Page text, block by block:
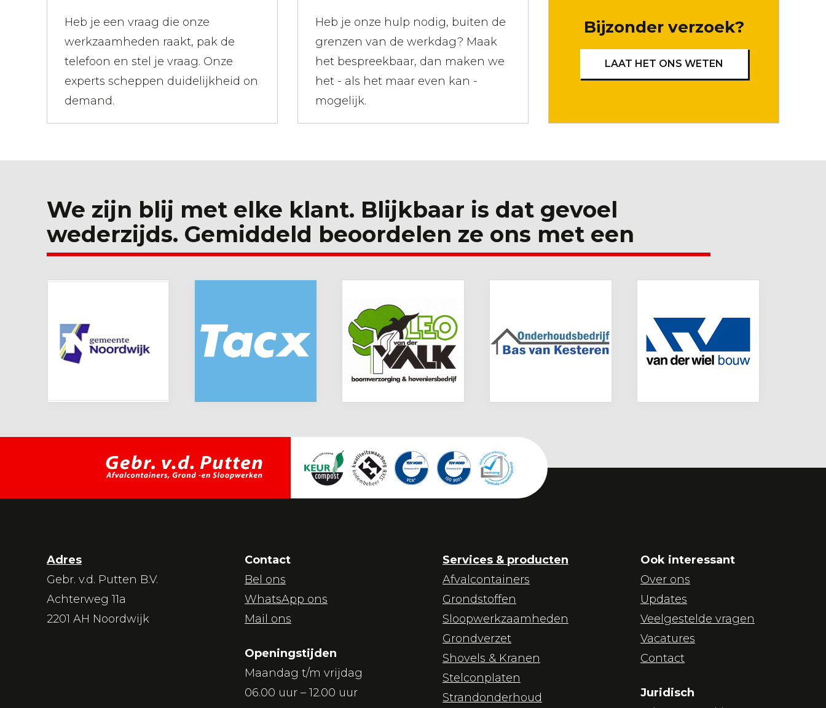
Heb je een vraag die onze
werkzaamheden raakt, pak de
telefoon en stel je vraag. Onze
experts scheppen duidelijkheid on
demand.
Heb je onze hulp nodig, buiten de
grenzen van de werkdag? Maak
het bespreekbaar, dan maken we
het - als het maar even kan -
mogelijk.
Bijzonder verzoek?
LAAT HET ONS WETEN
We zijn blij met elke klant. Blijkbaar is dat gevoel
wederzijds. Gemiddeld beoordelen ze ons met een
Adres
Gebr. v.d. Putten B.V.
Achterweg 11a
2201 AH Noordwijk
Contact
Bel ons
WhatsApp ons
Mail ons
Openingstijden
Maandag t/m vrijdag
06.00 uur – 12.00 uur
Services & producten
Afvalcontainers
Grondstoffen
Sloopwerkzaamheden
Grondverzet
Shovels & Kranen
Stelconplaten
Strandonderhoud
Ook interessant
Over ons
Updates
Veelgestelde vragen
Vacatures
Contact
Juridisch